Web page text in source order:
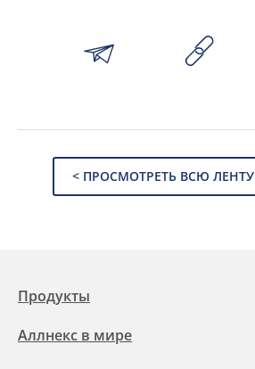
< ПРОСМОТРЕТЬ ВСЮ
Продукты
Аллнекс в мире